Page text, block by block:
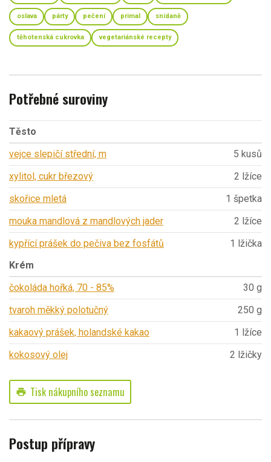
oslava párty pečení primal snídaně
těhotenská cukrovka vegetariánské recepty
Potřebné suroviny
Těsto
vejce slepičí střední, m
5 kusů
xylitol, cukr březový
2 lžíce
skořice mletá
1 špetka
mouka mandlová z mandlových jader
2 lžíce
kypřící prášek do pečiva bez fosfátů
1 lžička
Krém
čokoláda hořká, 70 - 85%
30 g
tvaroh měkký polotučný
250 g
kakaový prášek, holandské kakao
1 lžíce
kokosový olej
2 lžičky
print Tisk nákupního seznamu
Postup přípravy